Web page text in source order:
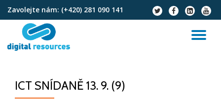
Přeskočit
obsah
Zavolejte nám: (+420) 281 090 141
fa-
twitter
fa-
facebook
fa-
linkedin-
square
fa-
ICT SNÍDANĚ 13. 9. (9)